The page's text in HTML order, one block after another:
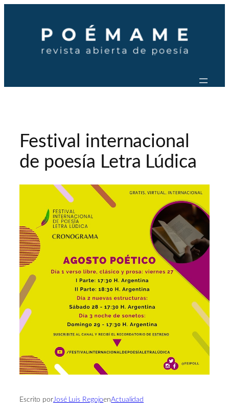
contenido
Festival internacional
de poesía Letra Lúdica
Escrito porJosé Luis RegojoenActualidad